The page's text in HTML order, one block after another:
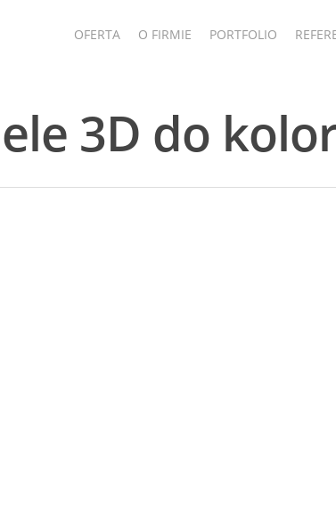
OFERTA O FIRMIE PORTFOLIO
3D do